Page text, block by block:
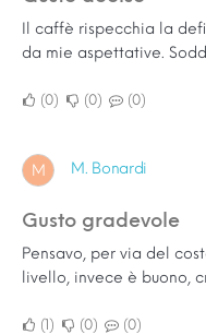
Il caffè rispecchia la
da mie aspettative.
0 0 0
M M. Bonardi
Gusto gradevole
Pensavo, per via del
livello, invece è buono,
1 0 0